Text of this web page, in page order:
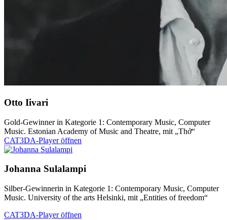
Otto Iivari
Gold-Gewinner in Kategorie 1: Contemporary Music, Computer
Music. Estonian Academy of Music and Theatre, mit „Thở“
CAT3DA-Player öffnen
Johanna Sulalampi
Silber-Gewinnerin in Kategorie 1: Contemporary Music, Computer
Music. University of the arts Helsinki, mit „Entities of freedom“
CAT3DA-Player öffnen